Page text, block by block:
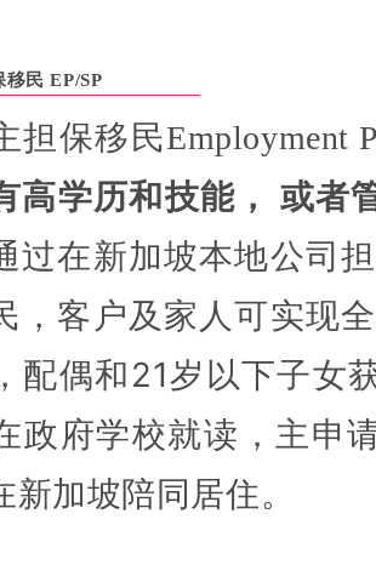
民 EP/SP
担保移民Employment
高学历和技能， 或者
过在新加坡本地公司
，客户及家人可实现
配偶和21岁以下子女
政府学校就读，主申
加坡陪同居住。